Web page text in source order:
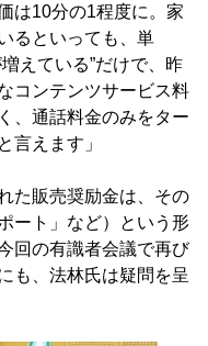
は10分の1程度に。家
るといっても、単
えている”だけで、昨
コンテンツサービス料
、通話料金のみをター
言えます」
た販売奨励金は、その
ート」など）という形
回の有識者会議で再び
も、法林氏は疑問を呈